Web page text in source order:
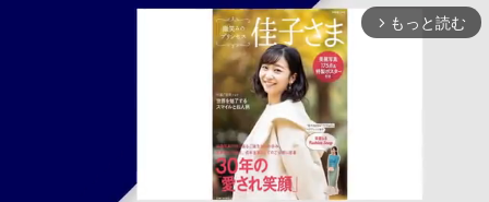
arrow_forward_ios もっと読む